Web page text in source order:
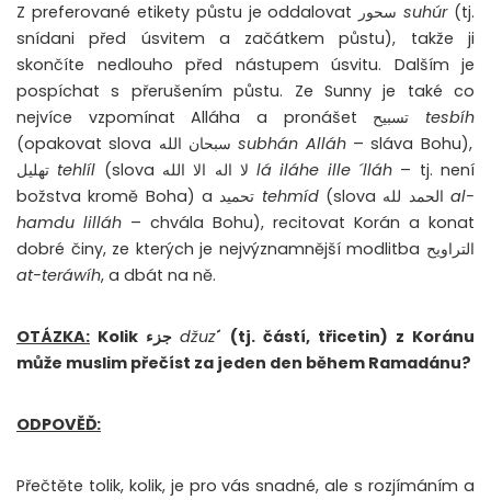
Z preferované etikety půstu je oddalovat سحورsuhúr(tj.
snídani před úsvitem a začátkem půstu), takže ji
skončíte nedlouho před nástupem úsvitu. Dalším je
pospíchat s přerušením půstu. Ze Sunny je také co
tesbíh
(opakovat slova سبحان اللهsubhán Alláh– sláva Bohu),
tehlíl (slova لا اله الا الله lá iláhe ille ´lláh – tj. není
tehmíd (slova الحمد للهal-
hamdu lilláh – chvála Bohu), recitovat Korán a konat
dobré činy, ze kterých je nejvýznamnější modlitba التراويح
at-teráwíh, a dbát na ně.
OTÁZKA: Kolik جزءdžuz´ (tj. částí, třicetin) z Koránu
může muslim přečíst za jeden den během Ramadánu?
ODPOVĚĎ:
Přečtěte tolik, kolik, je pro vás snadné, ale s rozjímáním a